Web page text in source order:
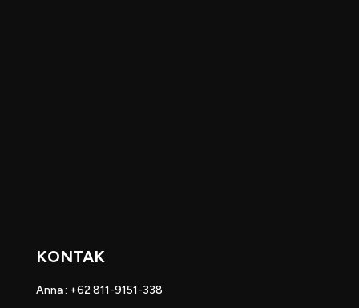
KONTAK
Anna : +62 811-9151-338